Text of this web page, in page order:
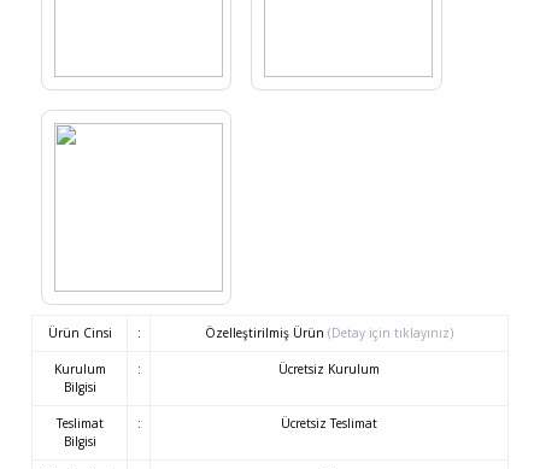
Ürün Cinsi : Özelleştirilmiş Ürün (Detay için tıklayınız)
Kurulum
Bilgisi
: Ücretsiz Kurulum
Teslimat
Bilgisi
: Ücretsiz Teslimat